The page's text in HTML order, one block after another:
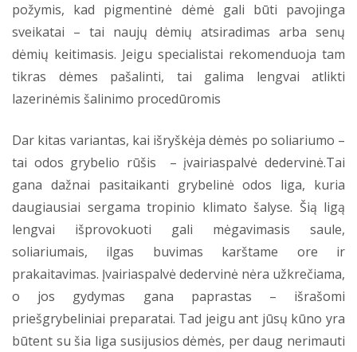
požymis, kad pigmentinė dėmė gali būti pavojinga
sveikatai – tai naujų dėmių atsiradimas arba senų
dėmių keitimasis. Jeigu specialistai rekomenduoja tam
tikras dėmes pašalinti, tai galima lengvai atlikti
lazerinėmis šalinimo procedūromis
Dar kitas variantas, kai išryškėja dėmės po soliariumo –
tai odos grybelio rūšis – įvairiaspalvė dedervinė.Tai
gana dažnai pasitaikanti grybelinė odos liga, kuria
daugiausiai sergama tropinio klimato šalyse. Šią ligą
lengvai išprovokuoti gali mėgavimasis saule,
soliariumais, ilgas buvimas karštame ore ir
prakaitavimas. Įvairiaspalvė dedervinė nėra užkrečiama,
o jos gydymas gana paprastas – išrašomi
priešgrybeliniai preparatai. Tad jeigu ant jūsų kūno yra
būtent su šia liga susijusios dėmės, per daug nerimauti